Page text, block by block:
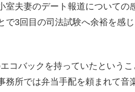
室夫妻のデート報道についての
で3回目の司法試験へ余裕を感
コバックを持っていたという
務所では弁当手配を頼まれて音